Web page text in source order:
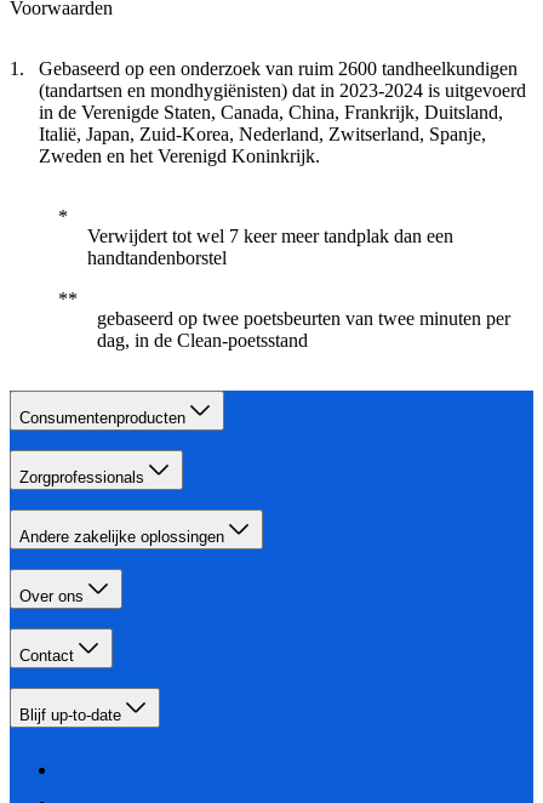
Voorwaarden
Gebaseerd op een onderzoek van ruim 2600 tandheelkundigen
(tandartsen en mondhygiënisten) dat in 2023-2024 is uitgevoerd
in de Verenigde Staten, Canada, China, Frankrijk, Duitsland,
Italië, Japan, Zuid-Korea, Nederland, Zwitserland, Spanje,
Zweden en het Verenigd Koninkrijk.
Verwijdert tot wel 7 keer meer tandplak dan een
handtandenborstel
gebaseerd op twee poetsbeurten van twee minuten per
dag, in de Clean-poetsstand
Consumentenproducten
Zorgprofessionals
Andere zakelijke oplossingen
Over ons
Contact
Blijf up-to-date